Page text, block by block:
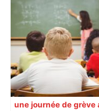
une journée de grève